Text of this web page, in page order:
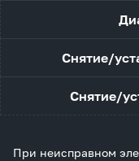
Снятие/
Снятие/
При неисправном